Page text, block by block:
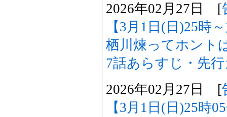
2026年02月27日 [
【3月1日(日)25時
栖川煉ってホント
7話あらすじ・先
2026年02月27日 [
【3月1日(日)25時